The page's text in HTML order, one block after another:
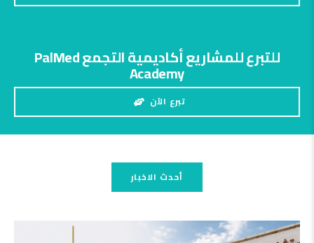
للتبرع للمشاريع أكاديمية التجمع PalMed
Academy
تبرع الآن
أحدث الاخبار